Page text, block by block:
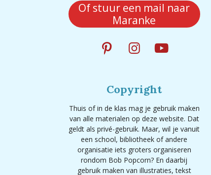
Of stuur een mail naar
Maranke
P
t
e
r
e
s
t
I
t
g
r
a
m
Y
T
u
b
e
Copyright
Thuis of in de klas mag je gebruik maken
van alle materialen op deze website. Dat
geldt als privé-gebruik. Maar, wil je vanuit
een school, bibliotheek of andere
organisatie iets groters organiseren
rondom Bob Popcorn? En daarbij
gebruik maken van illustraties, tekst